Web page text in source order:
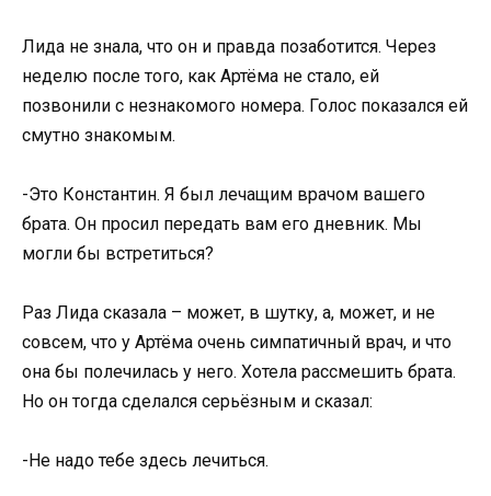
Лида не знала, что он и правда позаботится. Через
неделю после того, как Артёма не стало, ей
позвонили с незнакомого номера. Голос показался ей
смутно знакомым.
-Это Константин. Я был лечащим врачом вашего
брата. Он просил передать вам его дневник. Мы
могли бы встретиться?
Раз Лида сказала – может, в шутку, а, может, и не
совсем, что у Артёма очень симпатичный врач, и что
она бы полечилась у него. Хотела рассмешить брата.
Но он тогда сделался серьёзным и сказал:
-Не надо тебе здесь лечиться.